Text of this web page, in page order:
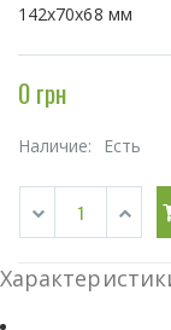
142х70х68 мм
0 грн
Наличие: Есть